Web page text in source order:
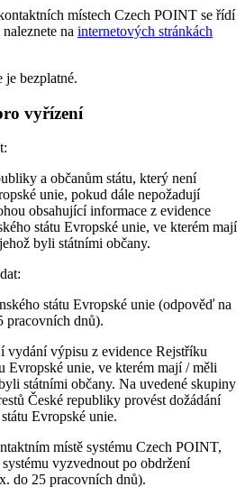
místech Czech POINT se řídí
na internetových stránkách
je bezplatné.
vyřízení
a občanům státu, který není
unie, pokud dále nepožadují
obsahující informace z evidence
státu Evropské unie, ve kterém mají
byli státními občany.
státu Evropské unie (odpověď na
pracovních dnů).
vydání výpisu z evidence Rejstříku
Evropské unie, ve kterém mají / měli
státními občany. Na uvedené skupiny
České republiky provést dožádání
Evropské unie.
místě systému Czech POINT,
vyzvednout po obdržení
do 25 pracovních dnů).